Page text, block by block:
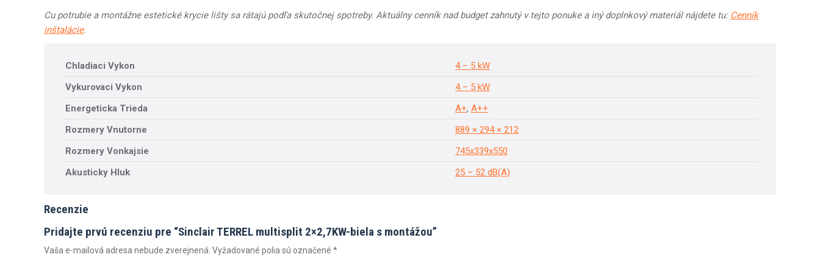
Cu potrubie a montážne estetické krycie lišty sa rátajú podľa skutočnej spotreby. Aktuálny cenník nad budget zahnutý v tejto ponuke a iný doplnkový materiál nájdete tu: Cenník
inštalácie.
Chladiaci Vykon
4 – 5 kW
Vykurovaci Vykon
4 – 5 kW
Energeticka Trieda
A+, A++
Rozmery Vnutorne
889 × 294 × 212
Rozmery Vonkajsie
745x339x550
Akusticky Hluk
25 – 52 dB(A)
Recenzie
Pridajte prvú recenziu pre “Sinclair TERREL multisplit 2×2,7KW-biela s montážou”
Vaša e-mailová adresa nebude zverejnená. Vyžadované polia sú označené *